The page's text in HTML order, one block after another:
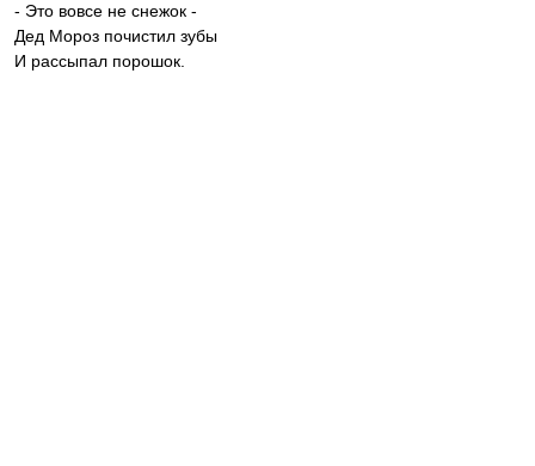
- Это вовсе не снежок -
Дед Мороз почистил зубы
И рассыпал порошок.